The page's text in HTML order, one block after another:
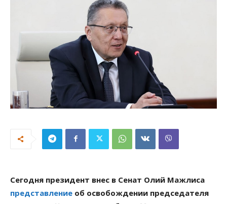
Сегодня президент внес в Сенат Олий Мажлиса
представление об освобождении председателя